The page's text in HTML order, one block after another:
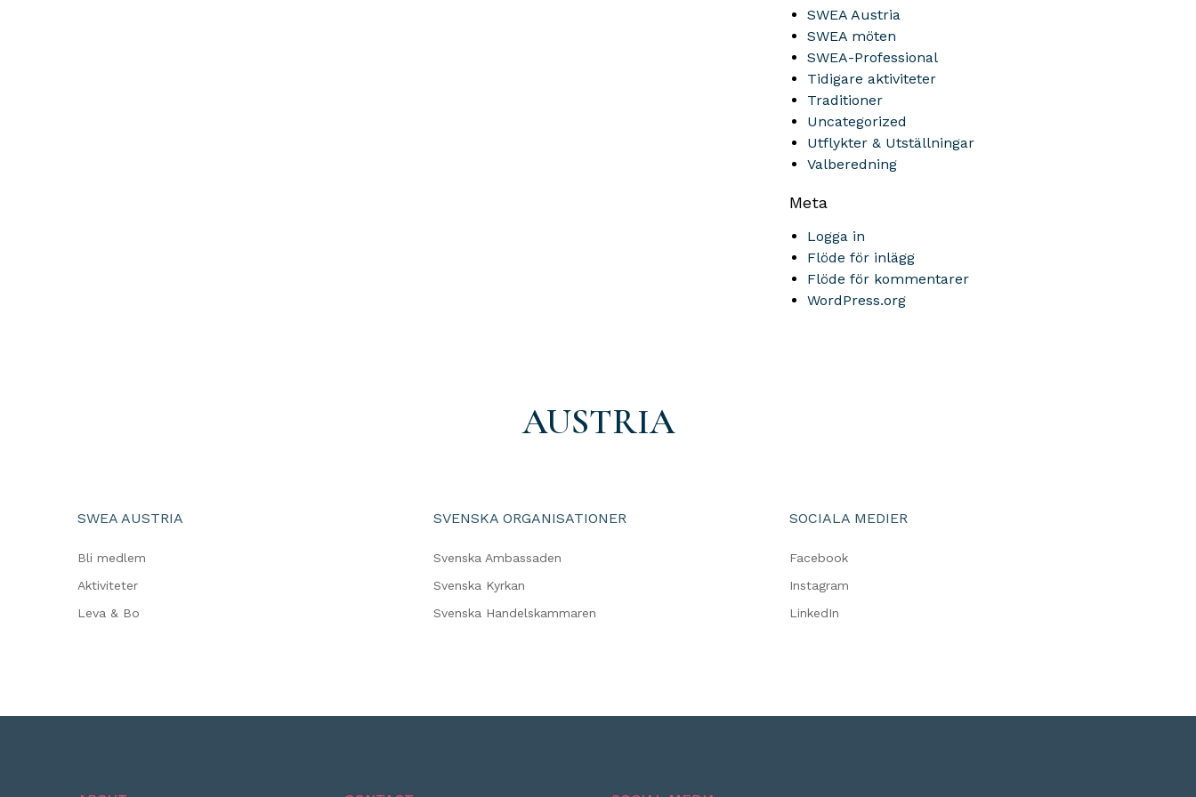
SWEA Austria
SWEA möten
SWEA-Professional
Tidigare aktiviteter
Traditioner
Uncategorized
Utflykter & Utställningar
Valberedning
Meta
Logga in
Flöde för inlägg
Flöde för kommentarer
WordPress.org
AUSTRIA
SWEA AUSTRIA
Bli medlem
Aktiviteter
Leva & Bo
SVENSKA ORGANISATIONER
Svenska Ambassaden
Svenska Kyrkan
Svenska Handelskammaren
SOCIALA MEDIER
Facebook
Instagram
LinkedIn